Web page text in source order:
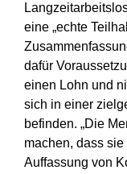
eine „echte
dafür
einen Lohn und
sich in einer
befinden. „Die
machen, dass
Auffassung von